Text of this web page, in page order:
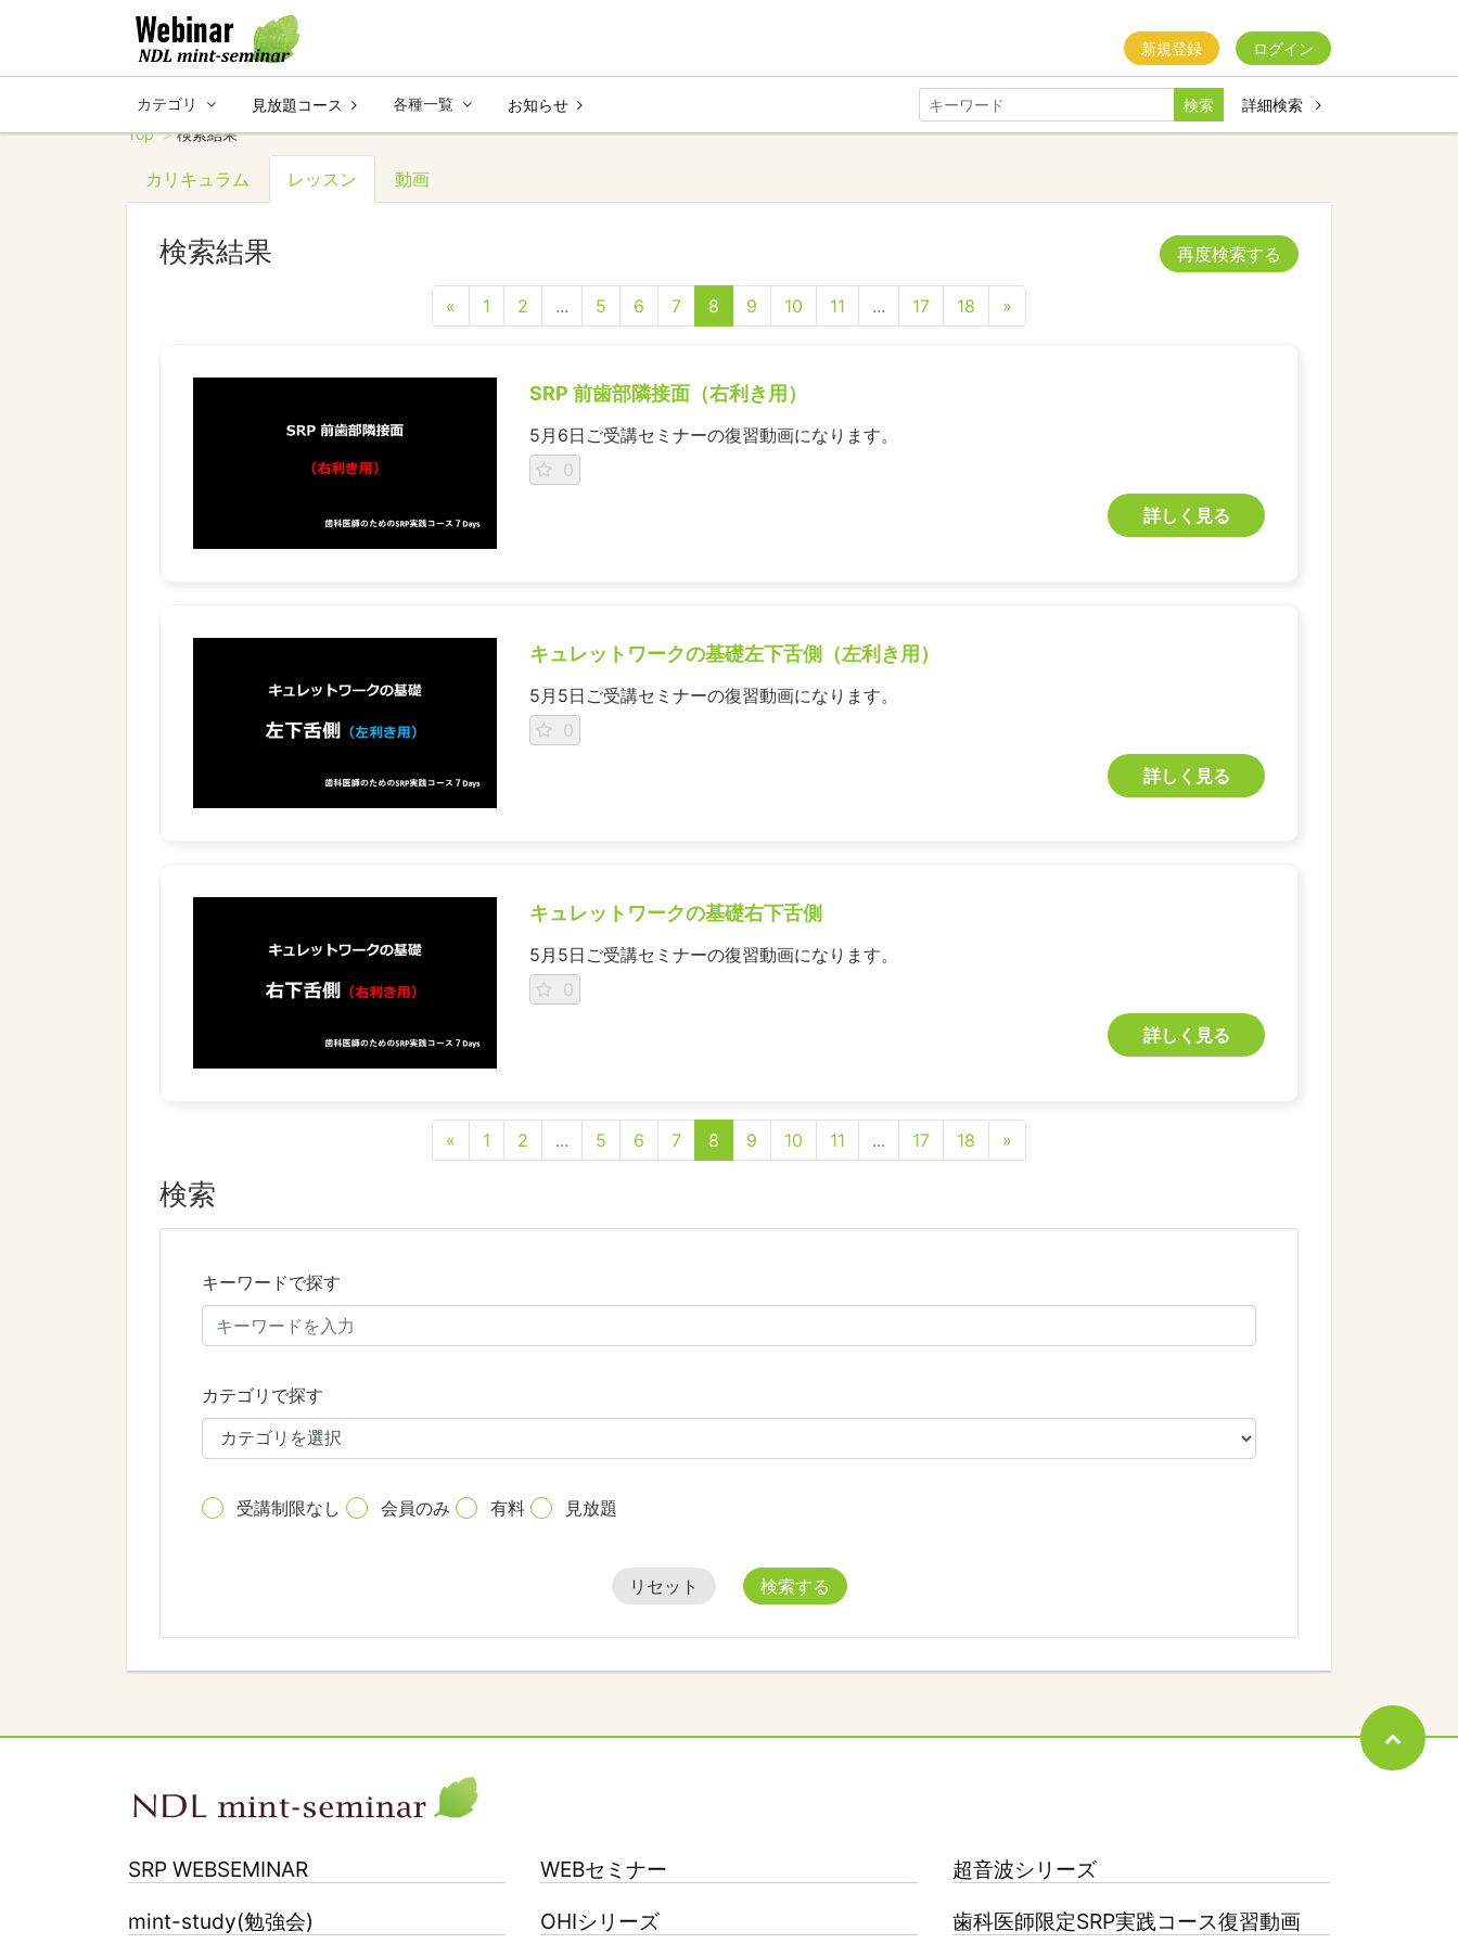
新規登録 ログイン
カテゴリ 見放題コース 各種一覧 お知らせ 検索
詳細検索
Top
検索結果
カリキュラム レッスン 動画
検索結果 再度検索する
« 1 2 ... 5 6 7 8 9 10 11 ... 17 18 »
SRP 前⻭部隣接⾯（右利き用）
5月6日ご受講セミナーの復習動画になります。
0
詳しく見る
キュレットワークの基礎左下舌側（左利き用）
5月5日ご受講セミナーの復習動画になります。
0
詳しく見る
キュレットワークの基礎右下舌側
5月5日ご受講セミナーの復習動画になります。
0
詳しく見る
« 1 2 ... 5 6 7 8 9 10 11 ... 17 18 »
検索
キーワードで探す
カテゴリで探す
受講制限なし 会員のみ 有料 見放題
リセット 検索する
SRP WEBSEMINAR WEBセミナー
超音波シリーズ
mint-study(勉強会)
OHIシリーズ 歯科医師限定SRP実践コース復習動画